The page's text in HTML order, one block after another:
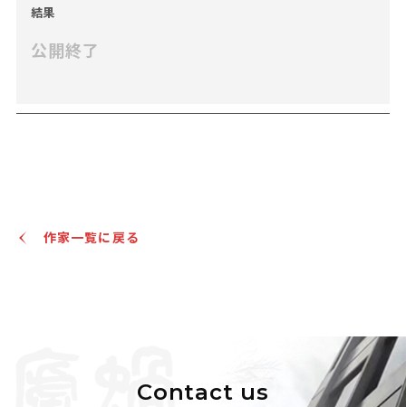
結果
公開終了
作家一覧に戻る
Contact us